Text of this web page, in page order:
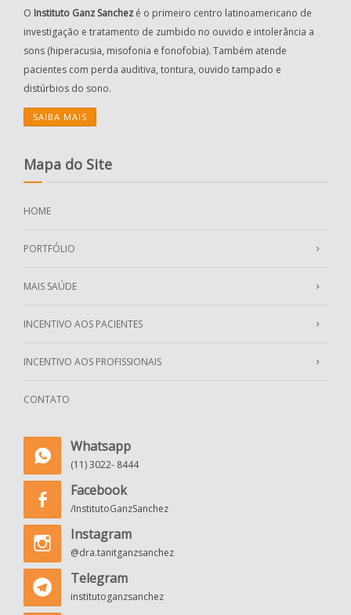
O Instituto Ganz Sanchez é o primeiro centro latinoamericano de
investigação e tratamento de zumbido no ouvido e intolerância a
sons (hiperacusia, misofonia e fonofobia). Também atende
pacientes com perda auditiva, tontura, ouvido tampado e
distúrbios do sono.
SAIBA MAIS
Mapa do Site
HOME
PORTFÓLIO
MAIS SAÚDE
INCENTIVO AOS PACIENTES
INCENTIVO AOS PROFISSIONAIS
CONTATO
Whatsapp
(11) 3022- 8444
Facebook
/InstitutoGanzSanchez
Instagram
@dra.tanitganzsanchez
Telegram
institutoganzsanchez